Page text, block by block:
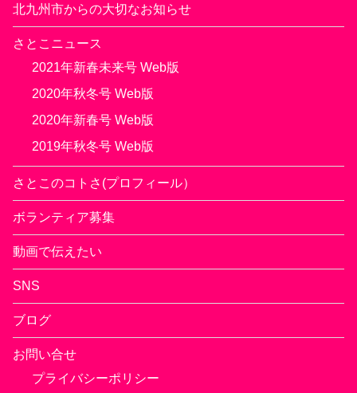
北九州市からの大切なお知らせ
さとこニュース
2021年新春未来号 Web版
2020年秋冬号 Web版
2020年新春号 Web版
2019年秋冬号 Web版
さとこのコトさ(プロフィール）
ボランティア募集
動画で伝えたい
SNS
ブログ
お問い合せ
プライバシーポリシー